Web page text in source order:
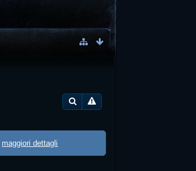
maggiori dettagli